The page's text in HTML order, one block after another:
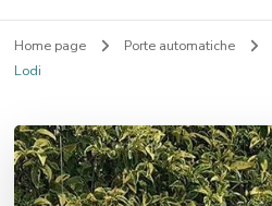
Home page Porte automatiche
Lodi